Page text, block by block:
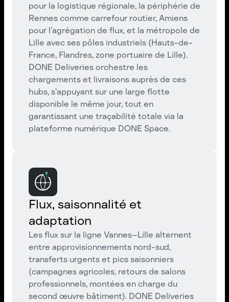
pour la logistique régionale, la périphérie de
Rennes comme carrefour routier, Amiens
pour l’agrégation de flux, et la métropole de
Lille avec ses pôles industriels (Hauts-de-
France, Flandres, zone portuaire de Lille).
DONE Deliveries orchestre les
chargements et livraisons auprès de ces
hubs, s’appuyant sur une large flotte
disponible le même jour, tout en
garantissant une traçabilité totale via la
plateforme numérique DONE Space.
Flux, saisonnalité et
adaptation
Les flux sur la ligne Vannes–Lille alternent
entre approvisionnements nord-sud,
transferts urgents et pics saisonniers
(campagnes agricoles, retours de salons
professionnels, montées en charge du
second œuvre bâtiment). DONE Deliveries